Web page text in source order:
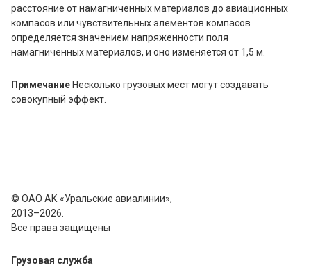
расстояние от намагниченных материалов до авиационных
компасов или чувствительных элементов компасов
определяется значением напряженности поля
намагниченных материалов, и оно изменяется от 1,5 м.
Примечание Несколько грузовых мест могут создавать
совокупный эффект.
© ОАО АК «Уральские авиалинии»,
2013–2026.
Все права защищены
Грузовая служба